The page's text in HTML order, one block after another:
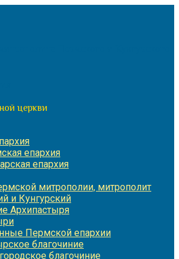
церкви
епархия
епархия
митрополии, митрополит
и Кунгурский
Архипастыря
Пермской епархии
благочиние
благочиние